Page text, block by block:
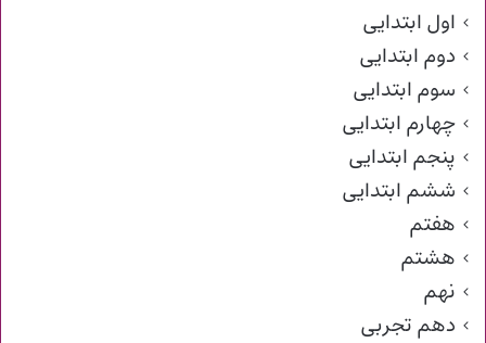
اول ابتدایی
دوم ابتدایی
سوم ابتدایی
چهارم ابتدایی
پنجم ابتدایی
ششم ابتدایی
هفتم
هشتم
نهم
دهم تجربی